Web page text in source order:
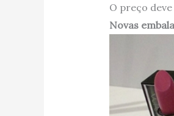
O preço
Novas